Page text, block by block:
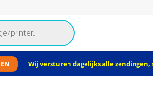
Wij versturen dagelijks alle zendingen,